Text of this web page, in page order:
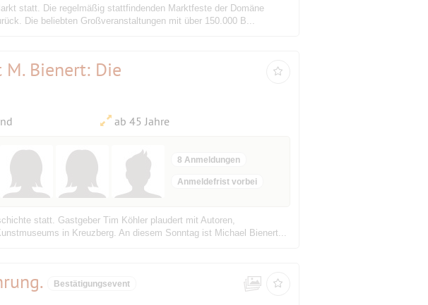
statt. Die regelmäßig stattfindenden Marktfeste der Domäne
Die beliebten Großveranstaltungen mit über 150.000 B...
Bienert: Die
ab 45 Jahre
8 Anmeldungen
Anmeldefrist vorbei
statt. Gastgeber Tim Köhler plaudert mit Autoren,
in Kreuzberg. An diesem Sonntag ist Michael Bienert...
Bestätigungsevent